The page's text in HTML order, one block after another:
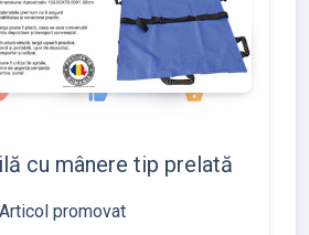
288
thumb_up
783
shopping_basket
cu mânere tip prelată
Articol promovat